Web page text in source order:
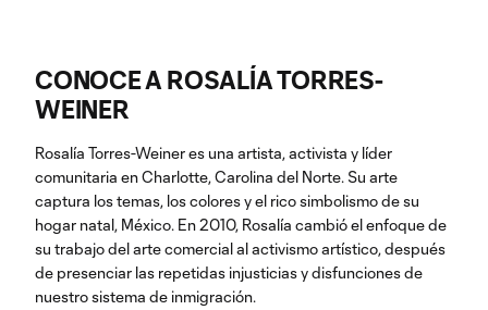
CONOCE A ROSALÍA TORRES-
WEINER
Rosalía Torres-Weiner es una artista, activista y líder
comunitaria en Charlotte, Carolina del Norte. Su arte
captura los temas, los colores y el rico simbolismo de su
hogar natal, México. En 2010, Rosalía cambió el enfoque de
su trabajo del arte comercial al activismo artístico, después
de presenciar las repetidas injusticias y disfunciones de
nuestro sistema de inmigración.